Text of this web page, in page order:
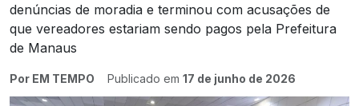
denúncias de moradia e terminou com acusações de
que vereadores estariam sendo pagos pela Prefeitura
de Manaus
Por EM TEMPO Publicado em 17 de junho de 2026